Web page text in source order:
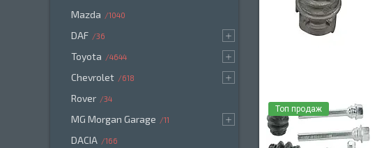
Топ продаж
Mazda 1040
DAF 36
Toyota 4644
Chevrolet 618
Rover 34
MG Morgan Garage 11
DACIA 166